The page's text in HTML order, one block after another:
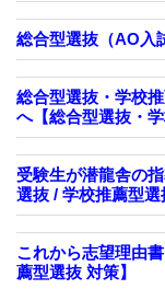
総合型選抜（AO入
総合型選抜・学校
へ【総合型選抜・
受験生が潜龍舎の
選抜 / 学校推薦型選
これから志望理由
薦型選抜 対策】